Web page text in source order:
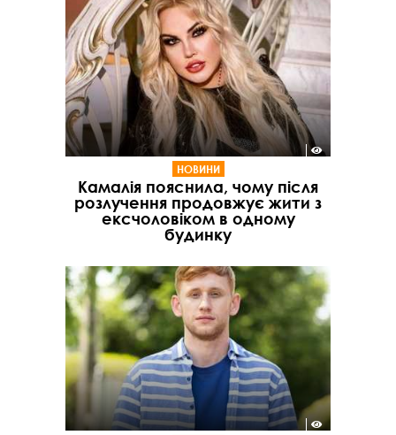
НОВИНИ
Камалія пояснила, чому після
розлучення продовжує жити з
ексчоловіком в одному
будинку